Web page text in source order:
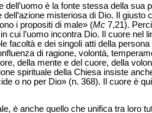
dell’uomo è la fonte stessa della sua
misteriosa di Dio. Il giusto
i propositi di male» (Mc 7,21).
cui l’uomo incontra Dio. Il cuore nel
facoltà e dei singoli atti della
di ragione, volontà,
della mente e del cuore, della
spirituale della Chiesa insiste
o no per Dio» (n. 368).
Il cuore è
è anche quello che unifica tra loro